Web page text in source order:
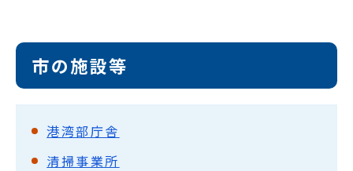
市の施設等
港湾部庁舎
清掃事業所